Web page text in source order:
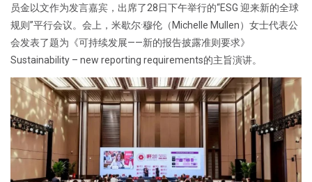
员金以文作为发言嘉宾，出席了28日下午举行的“ESG 迎来新的全球
规则”平行会议。会上，米歇尔·穆伦（Michelle Mullen）女士代表公
会发表了题为《可持续发展——新的报告披露准则要求》
Sustainability – new reporting requirements的主旨演讲。